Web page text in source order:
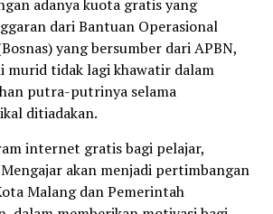
adanya kuota gratis yang
dari Bantuan Operasional
yang bersumber dari APBN,
murid tidak lagi khawatir dalam
putra-putrinya selama
ditiadakan.
internet gratis bagi pelajar,
akan menjadi pertimbangan
Malang dan Pemerintah